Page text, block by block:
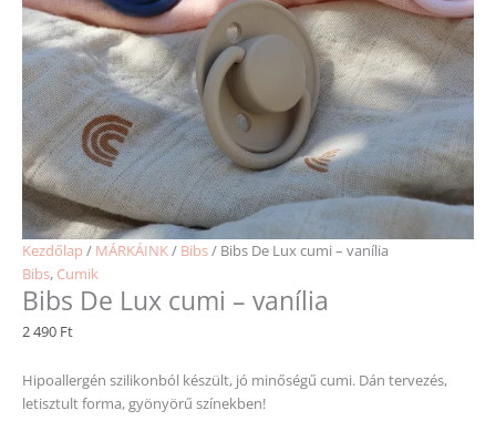
Kezdőlap / MÁRKÁINK/ Bibs/ Bibs De Lux cumi – vanília
Bibs, Cumik
Bibs De Lux cumi – vanília
2 490 Ft
Hipoallergén szilikonból készült, jó minőségű cumi. Dán tervezés,
letisztult forma, gyönyörű színekben!